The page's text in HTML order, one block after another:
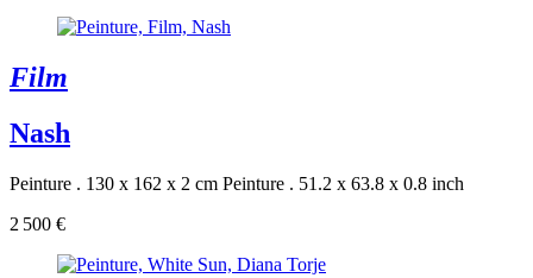
Film
Nash
Peinture . 130 x 162 x 2 cm Peinture . 51.2 x 63.8 x 0.8 inch
2 500 €